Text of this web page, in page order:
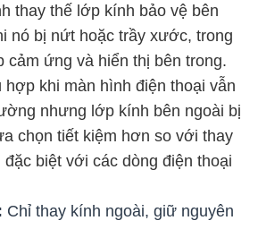
thay thế lớp kính bảo vệ bên
nó bị nứt hoặc trầy xước, trong
cảm ứng và hiển thị bên trong.
hợp khi màn hình điện thoại vẫn
nhưng lớp kính bên ngoài bị
chọn tiết kiệm hơn so với thay
biệt với các dòng điện thoại
Chỉ thay kính ngoài, giữ nguyên